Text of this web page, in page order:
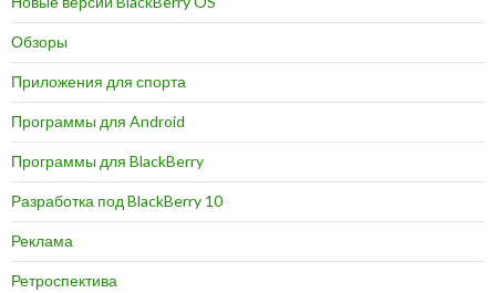
Обзоры
Приложения для спорта
Программы для Android
Программы для BlackBerry
Разработка под BlackBerry 10
Реклама
Ретроспектива